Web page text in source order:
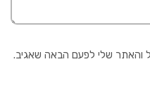
והאתר שלי לפעם הבאה שאגיב.